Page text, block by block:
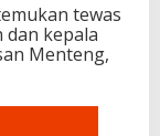
tewas
dan kepala
Menteng,